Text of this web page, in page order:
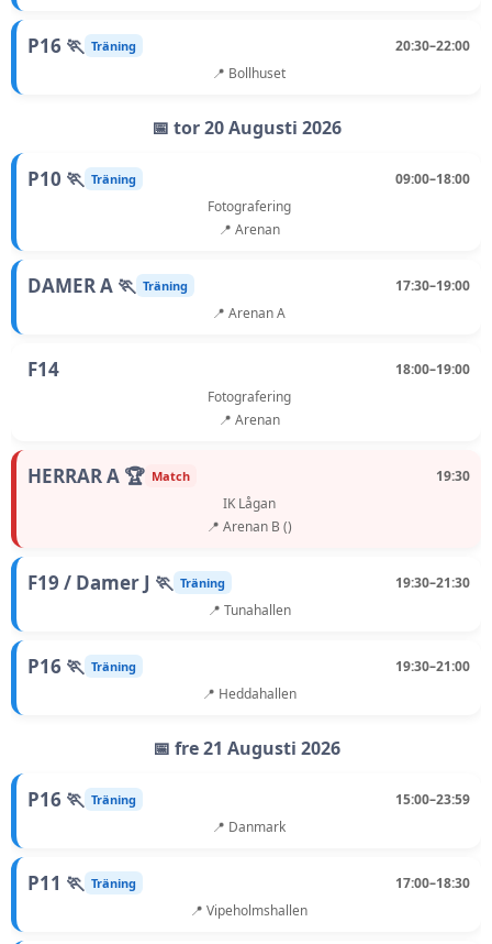
P16 🏃 Träning
20:30–22:00
📍 Bollhuset
📅 tor 20 Augusti 2026
P10 🏃 Träning
09:00–18:00
Fotografering
📍 Arenan
DAMER A 🏃 Träning
17:30–19:00
📍 Arenan A
F14
18:00–19:00
Fotografering
📍 Arenan
HERRAR A 🏆 Match
19:30
IK Lågan
📍 Arenan B ()
F19 / Damer J 🏃 Träning
19:30–21:30
📍 Tunahallen
P16 🏃 Träning
19:30–21:00
📍 Heddahallen
📅 fre 21 Augusti 2026
P16 🏃 Träning
15:00–23:59
📍 Danmark
P11 🏃 Träning
17:00–18:30
📍 Vipeholmshallen